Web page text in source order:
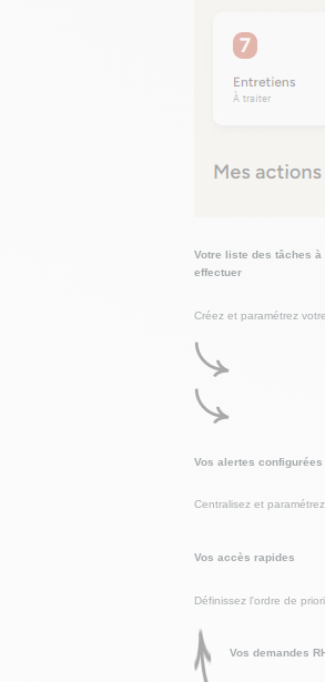
Votre liste des tâches à
effectuer
Créez et paramétrez
Vos alertes configurées
Centralisez et
Vos accès rapides
Définissez l'ordre de
Vos demandes RH